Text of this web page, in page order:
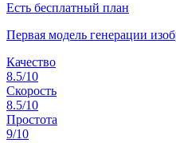
Есть бесплатный план
Первая модель генерации
Качество
8.5/10
Скорость
8.5/10
Простота
9/10